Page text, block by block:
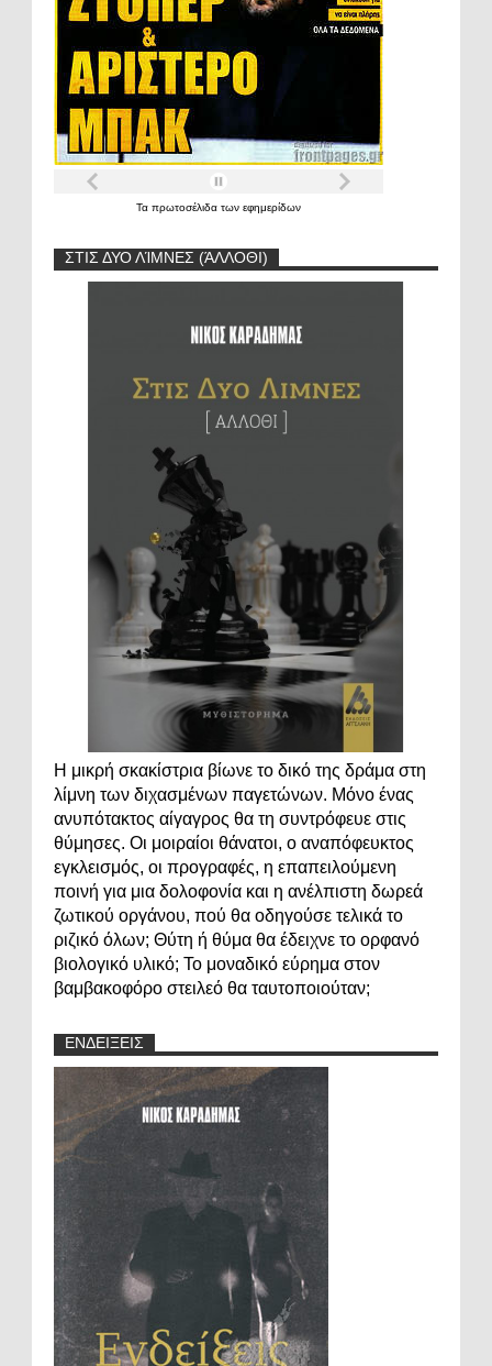
Τα πρωτοσέλιδα των εφημερίδων
ΣΤΙΣ ΔΥΟ ΛΊΜΝΕΣ (ΆΛΛΟΘΙ)
Η μικρή σκακίστρια βίωνε το δικό της δράμα στη
λίμνη των διχασμένων παγετώνων. Μόνο ένας
ανυπότακτος αίγαγρος θα τη συντρόφευε στις
θύμησες. Οι μοιραίοι θάνατοι, ο αναπόφευκτος
εγκλεισμός, οι προγραφές, η επαπειλούμενη
ποινή για μια δολοφονία και η ανέλπιστη δωρεά
ζωτικού οργάνου, πού θα οδηγούσε τελικά το
ριζικό όλων; Θύτη ή θύμα θα έδειχνε το ορφανό
βιολογικό υλικό; Το μοναδικό εύρημα στον
βαμβακοφόρο στειλεό θα ταυτοποιούταν;
ΕΝΔΕΙΞΕΙΣ